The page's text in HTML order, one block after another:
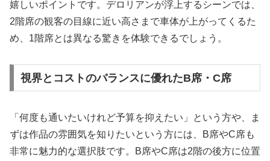
嬉しいポイントです。デロリアンが浮上するシーンでは、
2階席の観客の目線に近い高さまで車体が上がってくるた
め、1階席とは異なる驚きを体験できるでしょう。
視界とコストのバランスに優れたB席・C席
「何度も通いたいけれど予算を抑えたい」という方や、ま
ずは作品の雰囲気を知りたいという方には、B席やC席も
非常に魅力的な選択肢です。B席やC席は2階の後方に位置